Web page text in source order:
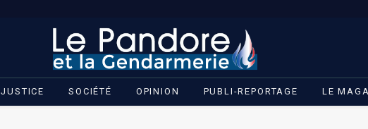
JUSTICE SOCIÉTÉ OPINION PUBLI-REPORTAGE LE